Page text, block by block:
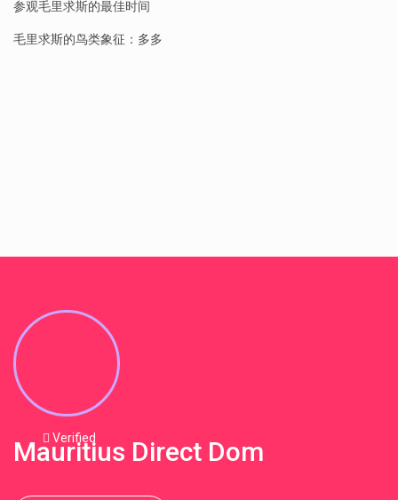
参观毛里求斯的最佳时间
毛里求斯的鸟类象征：多多
Verified
Mauritius Direct Dom